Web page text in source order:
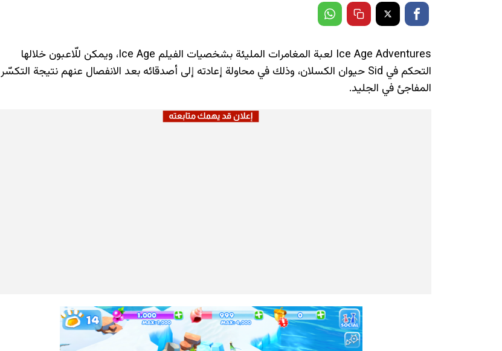
Ice Age Adventures لعبة المغامرات المليئة بشخصيات الفيلم Ice Age، ويمكن للّاعبون خلالها
التحكم في Sid حيوان الكسلان، وذلك في محاولة إعادته إلى أصدقائه بعد الانفصال عنهم نتيجة التكسّر
المفاجئ في الجليد.